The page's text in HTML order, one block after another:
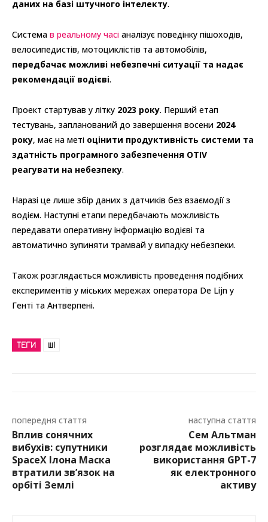
даних на базі штучного інтелекту.
Система в реальному часі аналізує поведінку пішоходів,
велосипедистів, мотоциклістів та автомобілів,
передбачає можливі небезпечні ситуації та надає
рекомендації водієві.
Проект стартував у літку 2023 року. Перший етап
тестувань, запланований до завершення восени 2024
року, має на меті оцінити продуктивність системи та
здатність програмного забезпечення OTIV
реагувати на небезпеку.
Наразі це лише збір даних з датчиків без взаємодії з
водієм. Наступні етапи передбачають можливість
передавати оперативну інформацію водієві та
автоматично зупиняти трамвай у випадку небезпеки.
Також розглядається можливість проведення подібних
експериментів у міських мережах оператора De Lijn у
Генті та Антверпені.
ТЕГИ ШІ
попередня стаття
Вплив сонячних
вибухів: супутники
SpaceX Ілона Маска
втратили зв’язок на
орбіті Землі
наступна стаття
Сем Альтман
розглядає можливість
використання GPT-7
як електронного
активу